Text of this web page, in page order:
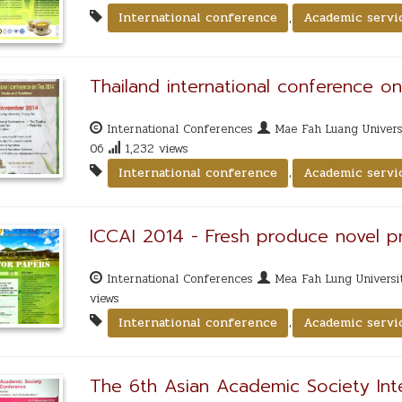
International conference
, Academic
Thailand international conference
International Conferences
Mae Fah Luang
06
1,232 views
International conference
, Academic
ICCAI 2014 - Fresh produce novel
International Conferences
Mea Fah Lung
views
International conference
, Academic
The 6th Asian Academic Society